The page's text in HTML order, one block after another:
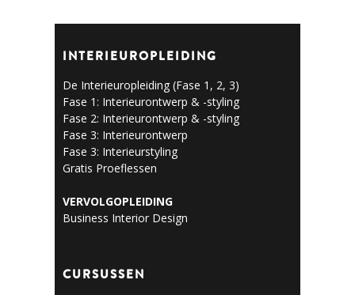
INTERIEUROPLEIDING
De Interieuropleiding (Fase 1, 2, 3)
Fase 1: Interieurontwerp & -styling
Fase 2: Interieurontwerp & -styling
Fase 3: Interieurontwerp
Fase 3: Interieurstyling
Gratis Proeflessen
VERVOLGOPLEIDING
Business Interior Design
CURSUSSEN